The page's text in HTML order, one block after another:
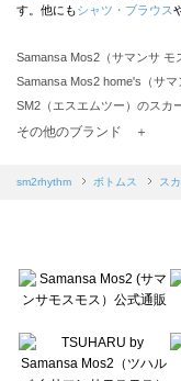
す。他にもシャツ・ブラウス
Samansa Mos2（サマンサ モ
Samansa Mos2 home's（サ
SM2（エスエムツー）のスカ
TSUHARU by Samansa
Samansa Mos2 blue（サマン
sō4ū（ソウフォーユー）のス
Te chichi（テチチ）のスカー
Te chichi CLASSIC（テチチ
Lugnoncure（ルノンキュー
BETTY'S BLUE（べティーズ
その他のブランド ＋
sm2rhythm ボトムス ス